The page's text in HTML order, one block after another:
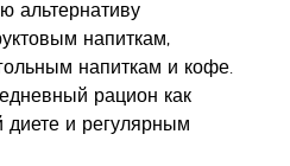
альтернативу
напиткам,
напиткам и кофе.
рацион как
диете и регулярным